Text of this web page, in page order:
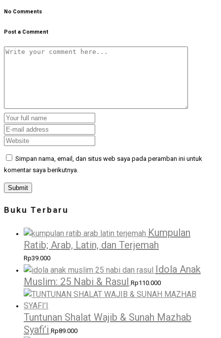
No Comments
Post a Comment
Simpan nama, email, dan situs web saya pada peramban ini untuk
komentar saya berikutnya.
Buku Terbaru
Kumpulan
Ratib; Arab, Latin, dan Terjemah
Rp39.000
Idola Anak
Muslim: 25 Nabi & Rasul Rp110.000
Tuntunan Shalat Wajib & Sunah Mazhab
Syafi’i Rp89.000